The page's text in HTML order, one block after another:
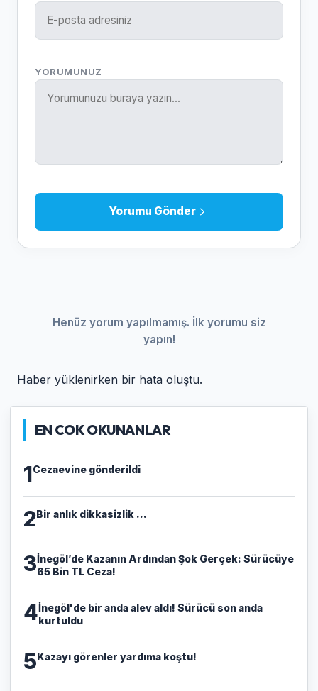
YORUMUNUZ
Yorumu Gönder
Henüz yorum yapılmamış. İlk yorumu siz
yapın!
Haber yüklenirken bir hata oluştu.
EN COK OKUNANLAR
1Cezaevine gönderildi
2Bir anlık dikkasizlik ...
3​İnegöl’de Kazanın Ardından Şok Gerçek: Sürücüye
65 Bin TL Ceza!
4İnegöl'de bir anda alev aldı! Sürücü son anda
kurtuldu
5Kazayı görenler yardıma koştu!